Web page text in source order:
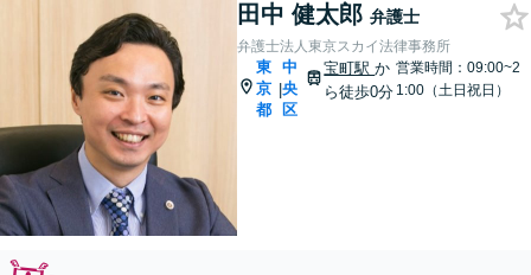
田中 健太郎 弁護士
弁護士法人東京スカイ法律事務所
東
京
都
|
中
央
区
宝町駅か
ら徒歩0分
営業時間：09:00~2
1:00（土日祝日）